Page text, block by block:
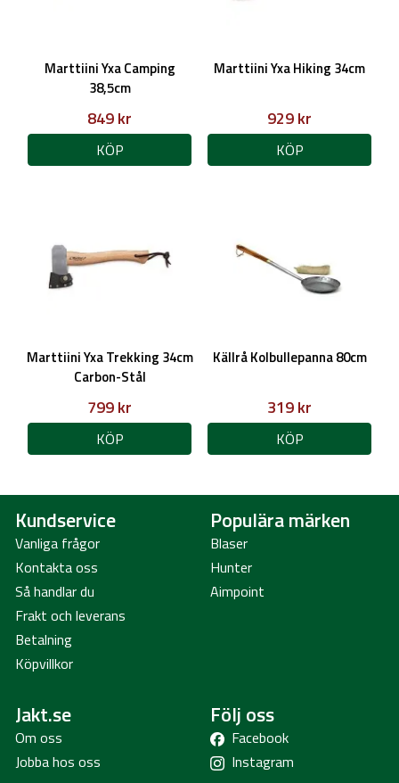
Marttiini Yxa Camping
38,5cm
849 kr
KÖP
Marttiini Yxa Hiking 34cm
929 kr
KÖP
Marttiini Yxa Trekking 34cm
Carbon-Stål
799 kr
KÖP
Källrå Kolbullepanna 80cm
319 kr
KÖP
Kundservice
Vanliga frågor
Kontakta oss
Så handlar du
Frakt och leverans
Betalning
Köpvillkor
Populära märken
Blaser
Hunter
Aimpoint
Jakt.se
Om oss
Jobba hos oss
Följ oss
Facebook
Instagram